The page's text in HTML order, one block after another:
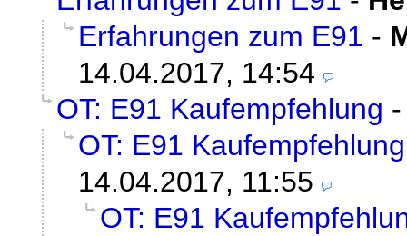
Erfahrungen zum E91 -
14.04.2017, 14:54
OT: E91 Kaufempfehlung
OT: E91 Kaufempfehlung
14.04.2017, 11:55
OT: E91